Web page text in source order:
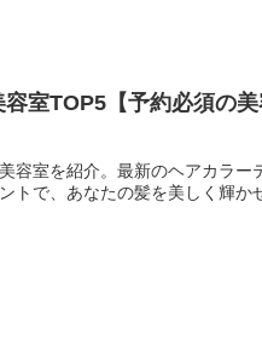
室TOP5【予約必須の
容室を紹介。最新のヘアカラー
トで、あなたの髪を美しく輝か